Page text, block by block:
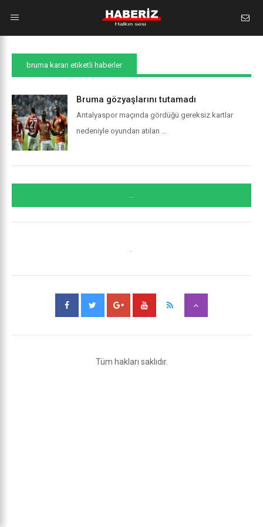
bruma kararı etiketli haberler
Bruma gözyaşlarını tutamadı
Antalyaspor maçında gördüğü gereksiz kartlar
nedeniyle oyundan atılan ...
...
Tüm hakları saklıdır.